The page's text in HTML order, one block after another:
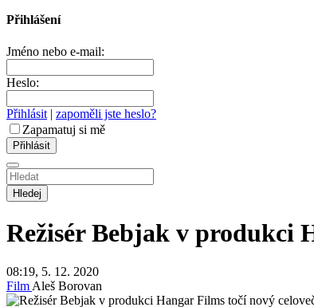
Přihlášení
Jméno nebo e-mail:
Heslo:
Přihlásit | zapoměli jste heslo?
Zapamatuj si mě
Hledej
Režisér Bebjak v produkci
08:19, 5. 12. 2020
FilmAleš Borovan